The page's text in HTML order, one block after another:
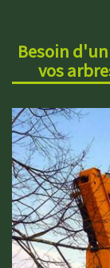
Besoin
vos